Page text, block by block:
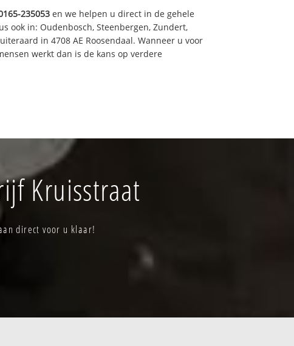
235053 en we helpen u direct in de gehele
ook in: Oudenbosch, Steenbergen, Zundert,
in 4708 AE Roosendaal. Wanneer u voor
werkt dan is de kans op verdere
Kruisstraat
direct voor u klaar!